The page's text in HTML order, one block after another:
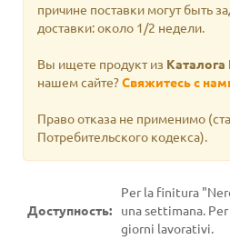
причине поставки могут быть
доставки: около 1/2 недели.
Вы ищете продукт из
нашем сайте?Свяжитесь с
Право отказа не применимо
Потребительского кодекса).
Доступность:
Per la finitura
una settimana.
giorni lavorativi.